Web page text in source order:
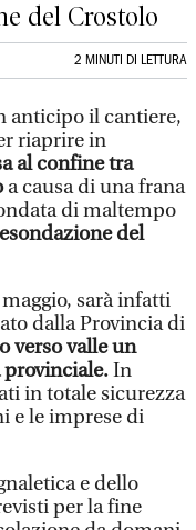
del Crostolo
2 MINUTI DI LETTURA
anticipo il cantiere,
riaprire in
al confine tra
a causa di una frana
di maltempo
del
sarà infatti
dalla Provincia di
verso valle un
In
in totale sicurezza
e le imprese di
e dello
per la fine